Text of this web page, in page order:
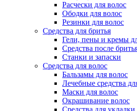
Расчески для волос
Ободки для волос
Резинки для волос
Средства для бритья
Гели, пены и кремы
Средства после
Станки и запаски
Средства для волос
Бальзамы для волос
Лечебные средства
Маски для волос
Окрашивание волос
Средства для укладки